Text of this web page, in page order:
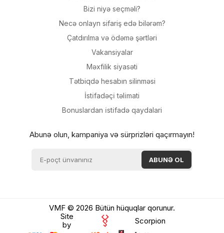
Bizi niyə seçməli?
Necə onlayn sifariş edə bilərəm?
Çatdırılma və ödəmə şərtləri
Vakansiyalar
Məxfilik siyasəti
Tətbiqdə hesabın silinməsi
İsti̇fadəçi̇ təli̇mati
Bonuslardan i̇sti̇fadə qaydalari
Abunə olun, kampaniya və sürprizləri qaçırmayın!
VMF © 2026 Bütün hüquqlar qorunur.
Site
by
Scorpion